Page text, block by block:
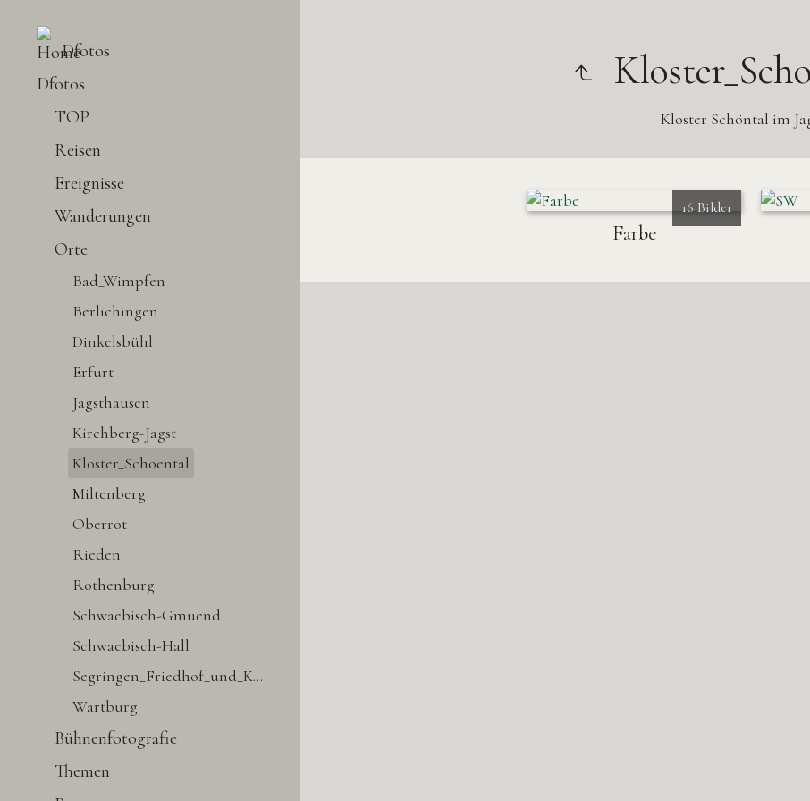
Dfotos
Dfotos
TOP
Reisen
Ereignisse
Wanderungen
Orte
Bad_Wimpfen
Berlichingen
Dinkelsbühl
Erfurt
Jagsthausen
Kirchberg-Jagst
Kloster_Schoental
Miltenberg
Oberrot
Rieden
Rothenburg
Schwaebisch-Gmuend
Schwaebisch-Hall
Segringen_Friedhof_und_Kirche
Wartburg
Bühnenfotografie
Themen
Kloster Schöntal im
16 Bilder
Farbe